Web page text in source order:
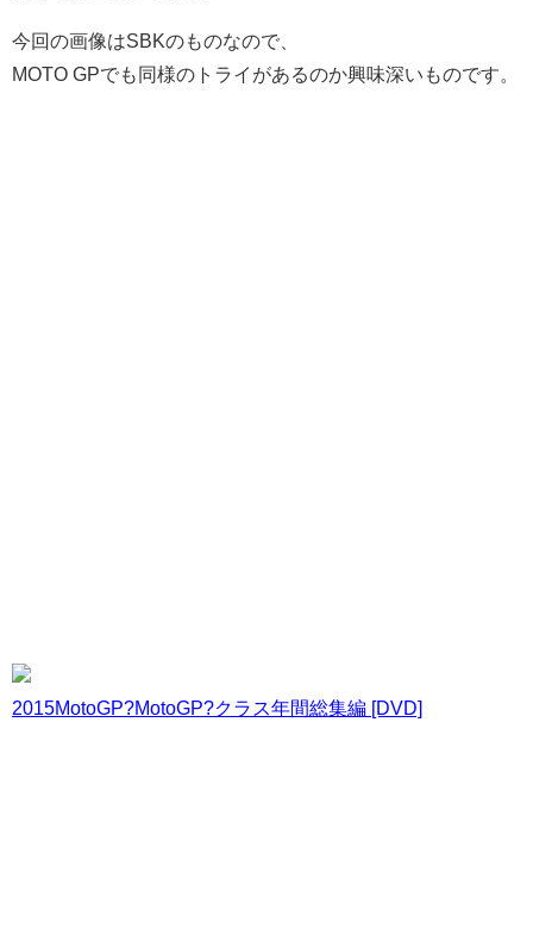
今回の画像はSBKのものなので、
MOTO GPでも同様のトライがあるのか興味深いものです。
2015MotoGP?MotoGP?クラス年間総集編 [DVD]